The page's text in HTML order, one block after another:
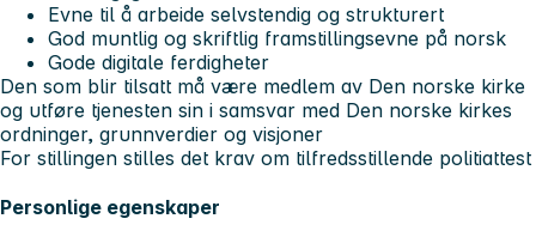
Evne til å arbeide selvstendig og strukturert
God muntlig og skriftlig framstillingsevne på norsk
Gode digitale ferdigheter
Den som blir tilsatt må være medlem av Den norske kirke
og utføre tjenesten sin i samsvar med Den norske kirkes
ordninger, grunnverdier og visjoner
For stillingen stilles det krav om tilfredsstillende politiattest
Personlige egenskaper